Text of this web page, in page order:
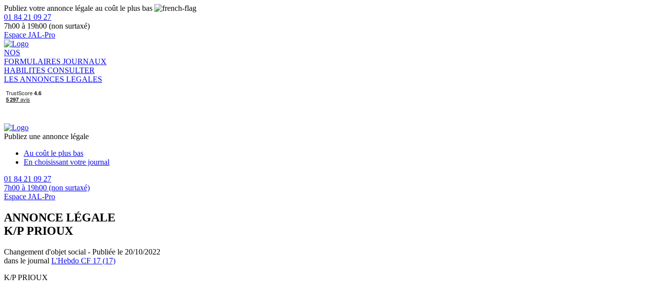
Publiez votre annonce légale au coût le plus bas
01 84 21 09 27
7h00 à 19h00 (non surtaxé)
Espace JAL-Pro
NOS
FORMULAIRES JOURNAUX
HABILITES CONSULTER
LES ANNONCES LEGALES
Publiez une annonce légale
Au coût le plus bas
En choisissant votre journal
01 84 21 09 27
7h00 à 19h00 (non surtaxé)
Espace JAL-Pro
ANNONCE LÉGALE
K/P PRIOUX
Changement d'objet social - Publiée le 20/10/2022
dans le journal L'Hebdo CF 17 (17)
K/P PRIOUX